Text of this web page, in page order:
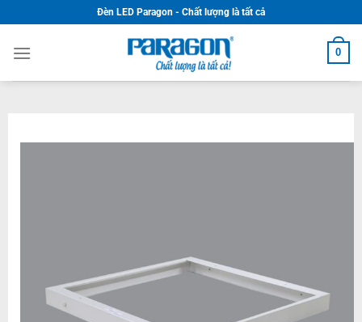
to
content
Đèn LED Paragon - Chất lượng là tất cả
0